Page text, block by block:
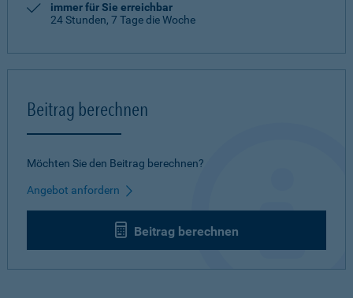
immer für Sie erreichbar
24 Stunden, 7 Tage die Woche
Beitrag berechnen
Möchten Sie den Beitrag berechnen?
Angebot anfordern
Beitrag berechnen